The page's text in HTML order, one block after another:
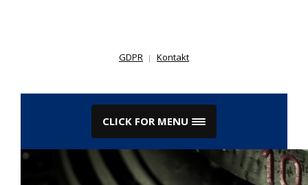
GDPR Kontakt
CLICK FOR MENU